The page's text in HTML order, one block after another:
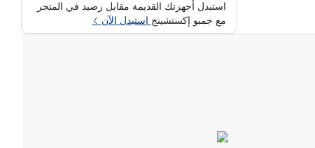
استبدل أجهزتك القديمة مقابل رصيد في المتجر
مع جمبو إكستشينج استبدل الآن